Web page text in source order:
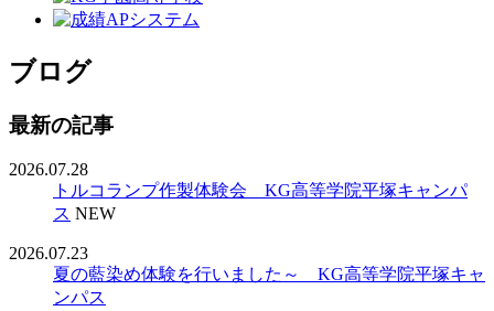
ブログ
最新の記事
2026.07.28
トルコランプ作製体験会 KG高等学院平塚キャンパ
ス NEW
2026.07.23
夏の藍染め体験を行いました～ KG高等学院平塚キャ
ンパス